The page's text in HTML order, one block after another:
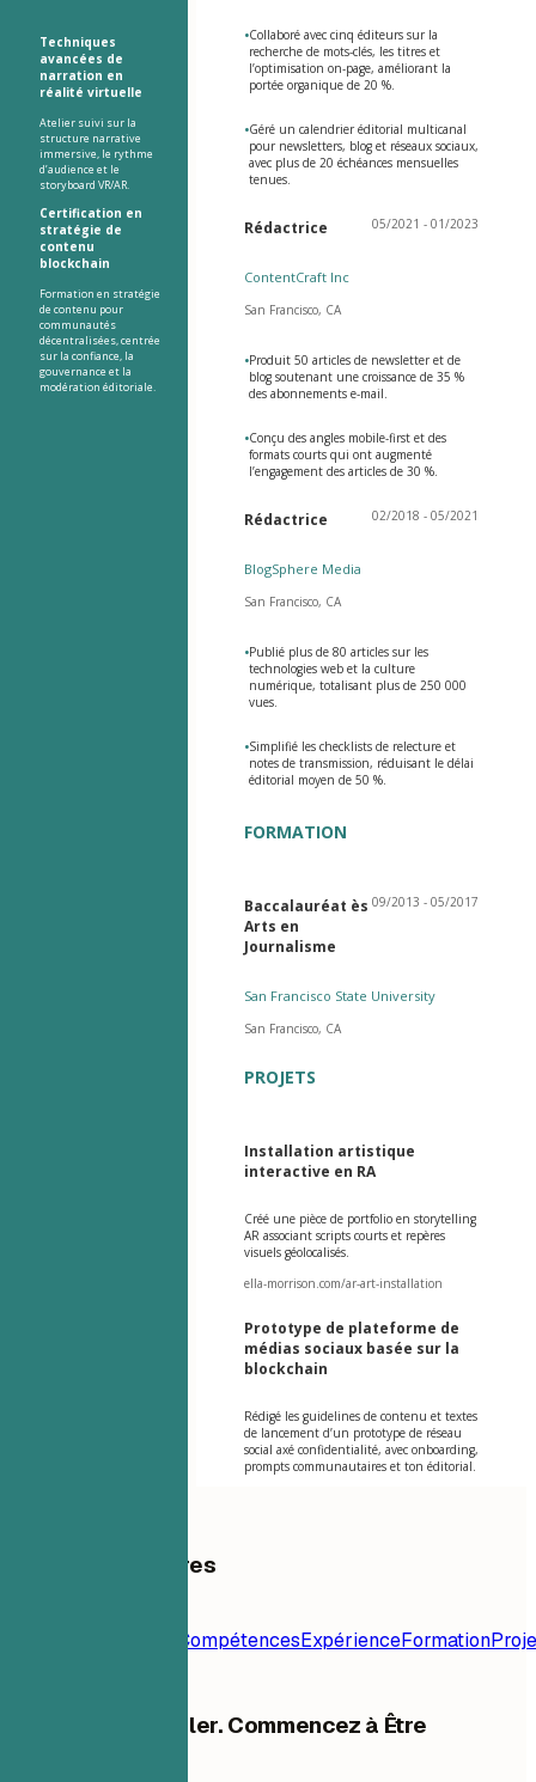
Techniques
avancées de
narration en
réalité virtuelle
Atelier suivi sur la
structure narrative
immersive, le rythme
d’audience et le
storyboard VR/AR.
Certification en
stratégie de
contenu
blockchain
Formation en stratégie
de contenu pour
communautés
décentralisées, centrée
sur la confiance, la
gouvernance et la
modération éditoriale.
•Collaboré avec cinq éditeurs sur la
recherche de mots-clés, les titres et
l’optimisation on-page, améliorant la
portée organique de 20 %.
•Géré un calendrier éditorial multicanal
pour newsletters, blog et réseaux sociaux,
avec plus de 20 échéances mensuelles
tenues.
Rédactrice 05/2021 - 01/2023
ContentCraft Inc
San Francisco, CA
•Produit 50 articles de newsletter et de
blog soutenant une croissance de 35 %
des abonnements e-mail.
•Conçu des angles mobile-first et des
formats courts qui ont augmenté
l’engagement des articles de 30 %.
Rédactrice 02/2018 - 05/2021
BlogSphere Media
San Francisco, CA
•Publié plus de 80 articles sur les
technologies web et la culture
numérique, totalisant plus de 250 000
vues.
•Simplifié les checklists de relecture et
notes de transmission, réduisant le délai
éditorial moyen de 50 %.
FORMATION
Baccalauréat ès
Arts en
Journalisme
09/2013 - 05/2017
San Francisco State University
San Francisco, CA
PROJETS
Installation artistique
interactive en RA
Créé une pièce de portfolio en storytelling
AR associant scripts courts et repères
visuels géolocalisés.
ella-morrison.com/ar-art-installation
Prototype de plateforme de
médias sociaux basée sur la
blockchain
Rédigé les guidelines de contenu et textes
de lancement d’un prototype de réseau
social axé confidentialité, avec onboarding,
prompts communautaires et ton éditorial.
Table des matières
CompétencesExpérienceFormation
Arrêtez de Postuler. Commencez à Être